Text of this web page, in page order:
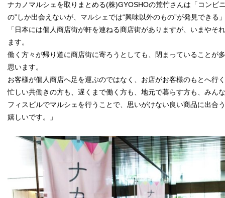
ナカノマルシェを取りまとめる(株)GYOSHOの荒竹さんは「コンビ
の”しか出会えないが、マルシェでは“興味以外のもの”が発見できる
「日本には個人商店街が軒を連ねる商店街がありますが、いまやそ
ます。
働く方々が帰り道に商店街に寄ろうとしても、閉まっていることが
思います。
お客様が個人商店へ足を運ぶのではなく、お店がお客様のもとへ行
忙しい共働きの方も、遅くまで働く方も、地元で暮らす方も、みん
フィスビルでマルシェを行うことで、思いがけない良い商品に出合
嬉しいです。」